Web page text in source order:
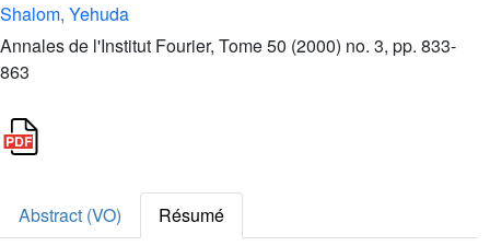
Shalom, Yehuda
Annales de l'Institut Fourier, Tome 50 (2000) no. 3, pp. 833-
863
Abstract (VO)
Résumé